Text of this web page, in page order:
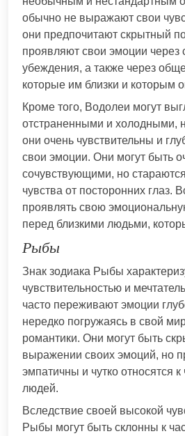
обычно не выражают свои
они предпочитают скрытный
проявляют свои эмоции через
убеждения, а также через
которые им близки и которым
Кроме того, Водолеи могут
отстраненными и холодными,
они очень чувствительны и
свои эмоции. Они могут быть
сочувствующими, но
чувства от посторонних глаз.
проявлять свою
перед близкими людьми,
Рыбы
Знак зодиака Рыбы
чувствительностью и
часто переживают эмоции
нередко погружаясь в свой
романтики. Они могут быть
выражении своих эмоций, но
эмпатичны и чутко относятся к
людей.
Вследствие своей высокой
Рыбы могут быть склонны к